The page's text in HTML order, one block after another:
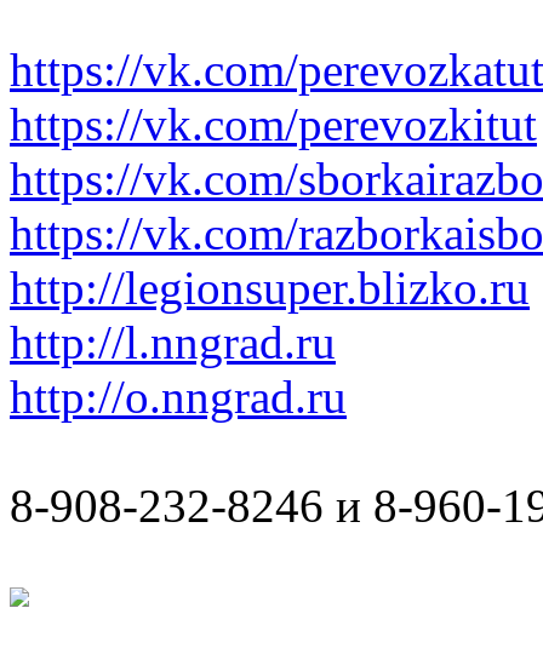
https://vk.com/perevozkatut
https://vk.com/perevozkitut
https://vk.com/
https://vk.com/
http://legionsuper.blizko.ru
http://l.nngrad.ru
http://o.nngrad.ru
8-908-232-8246 и 8-960-